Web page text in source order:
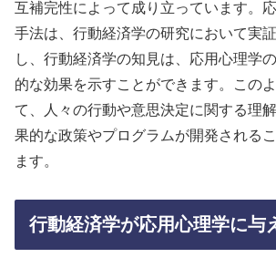
互補完性によって成り立っています。
手法は、行動経済学の研究において実
し、行動経済学の知見は、応用心理学
的な効果を示すことができます。この
て、人々の行動や意思決定に関する理
果的な政策やプログラムが開発される
ます。
行動経済学が応用心理学に与